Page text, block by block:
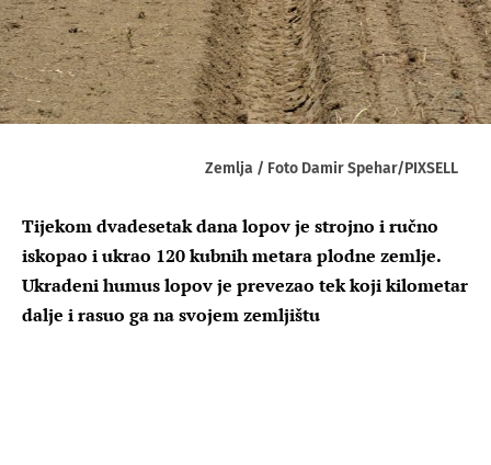
Zemlja / Foto Damir Spehar/PIXSELL
Tijekom dvadesetak dana lopov je strojno i ručno
iskopao i ukrao 120 kubnih metara plodne zemlje.
Ukradeni humus lopov je prevezao tek koji kilometar
dalje i rasuo ga na svojem zemljištu